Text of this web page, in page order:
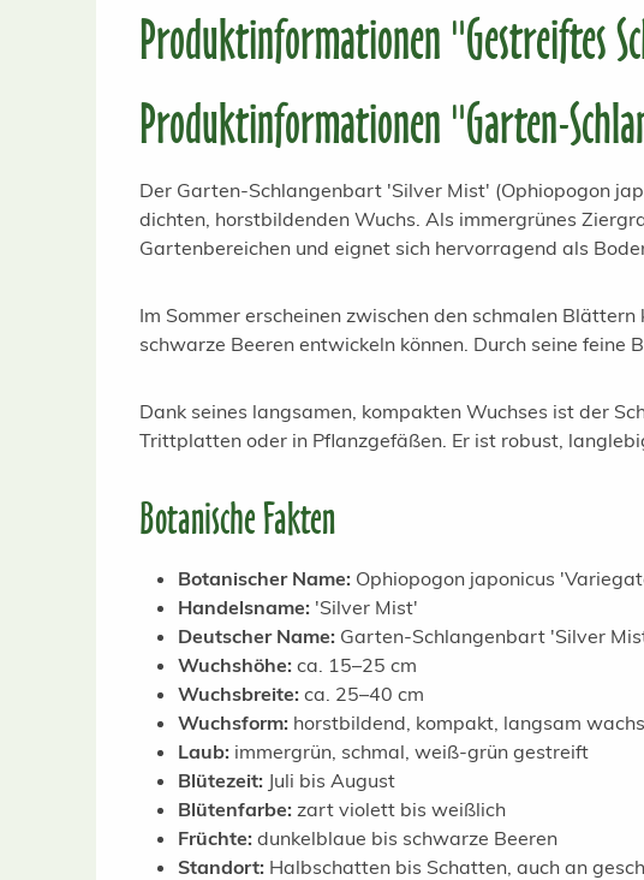
Produktinformationen "Gestreiftes
Produktinformationen "Garten-
Der Garten-Schlangenbart 'Silver Mist' (Ophiopogon
dichten, horstbildenden Wuchs. Als immergrünes
Gartenbereichen und eignet sich hervorragend als
Im Sommer erscheinen zwischen den schmalen
schwarze Beeren entwickeln können. Durch seine
Dank seines langsamen, kompakten Wuchses ist der
Trittplatten oder in Pflanzgefäßen. Er ist robust,
Botanische Fakten
Botanischer Name: Ophiopogon japonicus
Handelsname: 'Silver Mist'
Deutscher Name: Garten-Schlangenbart 'Silver
Wuchshöhe: ca. 15–25 cm
Wuchsbreite: ca. 25–40 cm
Wuchsform: horstbildend, kompakt, langsam
Laub: immergrün, schmal, weiß-grün gestreift
Blütezeit: Juli bis August
Blütenfarbe: zart violett bis weißlich
Früchte: dunkelblaue bis schwarze Beeren
Standort: Halbschatten bis Schatten, auch an